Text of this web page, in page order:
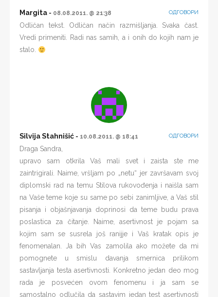
Margita 08.08.2011. @ 21:38 ОДГОВОРИ
Odličan tekst. Odličan način razmišljanja. Svaka čast.
Vredi primeniti. Radi nas samih, a i onih do kojih nam je
stalo.
Silvija Stahnišić 10.08.2011. @ 18:41 ОДГОВОРИ
Draga Sandra,
upravo sam otkrila Vaš mali svet i zaista ste me
zaintrigirali. Naime, vršljam po „netu“ jer završavam svoj
diplomski rad na temu Stilova rukovođenja i naišla sam
na Vaše teme koje su same po sebi zanimljive, a Vaš stil
pisanja i objašnjavanja doprinosi da teme budu prava
poslastica za čitanje. Naime, asertivnost je pojam sa
kojim sam se susrela još ranijje i Vaš kratak opis je
fenomenalan. Ja bih Vas zamolila ako možete da mi
pomognete u smislu davanja smernica prilikom
sastavljanja testa asertivnosti. Konkretno jedan deo mog
rada je posvećen ovom fenomenu i ja sam se
samostalno odlučila da sastavim jedan test asertivnosti